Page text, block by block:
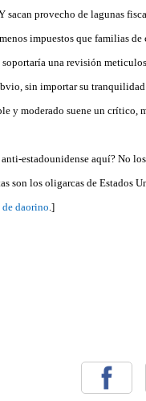
provecho de lagunas
impuestos que familias de
una revisión
sin importar su
y moderado suene un
estadounidense aquí? No
son los oligarcas de Estados
daorino .]